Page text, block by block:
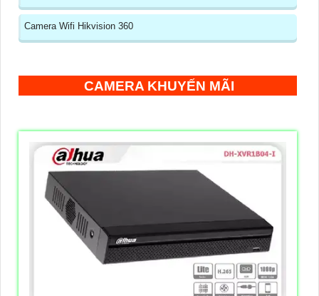
Camera Wifi Hikvision 360
CAMERA KHUYẾN MÃI